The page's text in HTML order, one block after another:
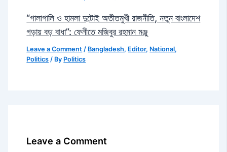
“গালাগালি ও হামলা দুটোই অতীতমুখী রাজনীতি, নতুন বাংলাদেশ
গড়ায় বড় বাধা”: ফেনীতে মজিবুর রহমান মঞ্জু
Leave a Comment / Bangladesh, Editor, National,
Politics / By Politics
Leave a Comment